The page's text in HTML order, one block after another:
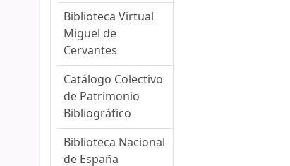
Biblioteca Virtual
Miguel de
Cervantes
Catálogo Colectivo
de Patrimonio
Bibliográfico
Biblioteca Nacional
de España